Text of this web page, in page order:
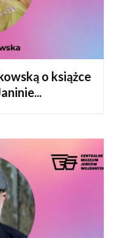
o książce